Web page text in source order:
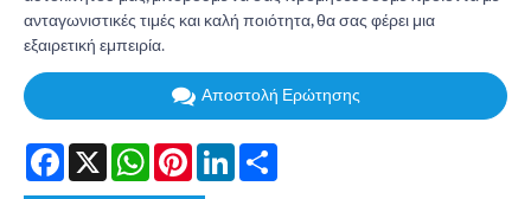
ανταγωνιστικές τιμές και καλή ποιότητα, θα σας φέρει μια
εξαιρετική εμπειρία.
Αποστολή Ερώτησης
Facebook
X WhatsAppPinterestLinkedIn